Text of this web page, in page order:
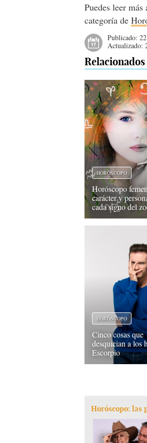
Puedes leer
categoría de
Publicado:
Actualizado:
Relacionados
HORÓSCOPO
Horóscopo
carácter y
cada signo del
HORÓSCOPO
Cinco cosas que
desquician a los
Escorpio
Horóscopo: las